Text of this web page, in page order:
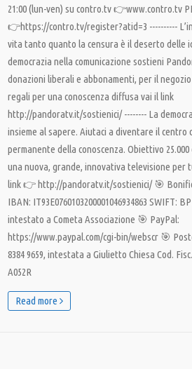
21:00 (lun-ven) su contro.tv 👉www.contro.tv
👉https://contro.tv/register?atid=3 ----------
vita tanto quanto la censura è il deserto delle
democrazia nella comunicazione sostieni
donazioni liberali e abbonamenti, per il
regali per una conoscenza diffusa vai il link
http://pandoratv.it/sostienici/ -------- La
insieme al sapere. Aiutaci a diventare il centro
permanente della conoscenza. Obiettivo
una nuova, grande, innovativa televisione per
link 👉 http://pandoratv.it/sostienici/ 🎯
IBAN: IT93E0760103200001046934863 SWIFT:
intestato a Cometa Associazione 🎯 PayPal:
https://www.paypal.com/cgi-bin/webscr 🎯
8384 9659, intestata a Giulietto Chiesa Cod.
A052R
Read more